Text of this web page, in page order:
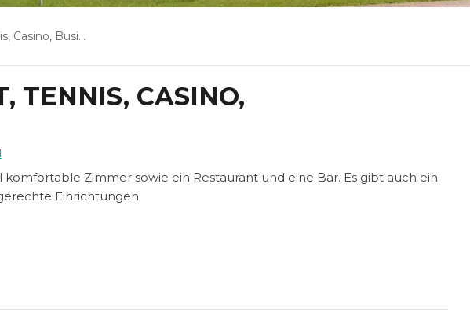
Businesscenter
TENNIS, CASINO,
Zimmer sowie ein Restaurant und eine Bar. Es gibt auch ein
Einrichtungen.